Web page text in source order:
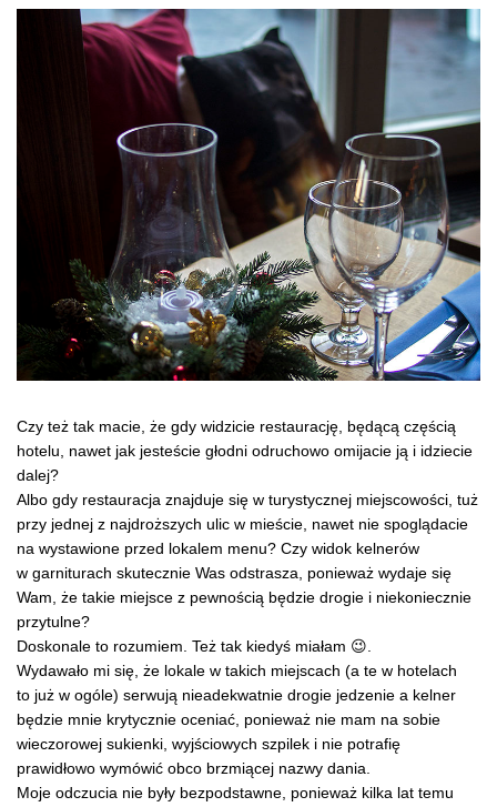
Czy też tak macie, że gdy widzicie restaurację, będącą częścią
hotelu, nawet jak jesteście głodni odruchowo omijacie ją i idziecie
dalej?
Albo gdy restauracja znajduje się w turystycznej miejscowości, tuż
przy jednej z najdroższych ulic w mieście, nawet nie spoglądacie
na wystawione przed lokalem menu? Czy widok kelnerów
w garniturach skutecznie Was odstrasza, ponieważ wydaje się
Wam, że takie miejsce z pewnością będzie drogie i niekoniecznie
przytulne?
Doskonale to rozumiem. Też tak kiedyś miałam 😉.
Wydawało mi się, że lokale w takich miejscach (a te w hotelach
to już w ogóle) serwują nieadekwatnie drogie jedzenie a kelner
będzie mnie krytycznie oceniać, ponieważ nie mam na sobie
wieczorowej sukienki, wyjściowych szpilek i nie potrafię
prawidłowo wymówić obco brzmiącej nazwy dania.
Moje odczucia nie były bezpodstawne, ponieważ kilka lat temu